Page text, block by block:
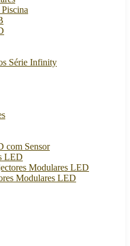
Série Infinity
com Sensor
LED
Modulares LED
Modulares LED